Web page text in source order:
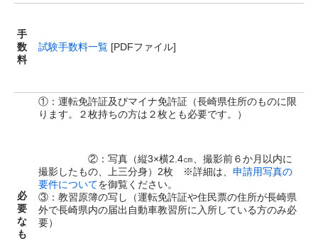
手
数
料
試験手数料一覧 [PDFファイル]
必
要
な
も
①：運転免許証及びマイナ免許証（長崎県住所のものに限
ります。２枚持ちの方は２枚とも必要です。）
②：写真（縦3×横2.4㎝、撮影前６か月以内に
撮影したもの、上三分身）2枚 ※詳細は、 申請用写真の
要件についてを御覧ください。
③：教習原簿の写し（運転免許証や住民票の住所が長崎県
外で長崎県内の届出自動車教習所に入所している方のみ必
要）